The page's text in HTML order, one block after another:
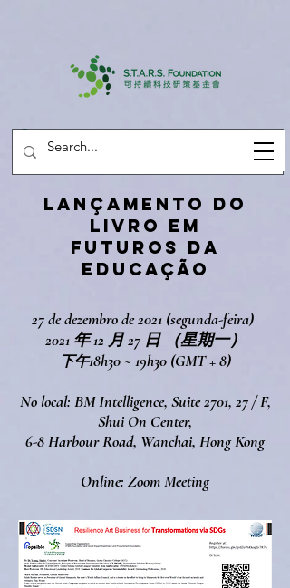
LANÇAMENTO DO
LIVRO EM
FUTUROS DA
EDUCAÇÃO
27 de dezembro de 2021 (segunda-feira)
2021 年 12 月 27 日 （星期一）
下午18h30 ~ 19h30 (GMT + 8)
No local: BM Intelligence, Suite 2701, 27 / F,
Shui On Center,
6-8 Harbour Road, Wanchai, Hong Kong
Online: Zoom Meeting